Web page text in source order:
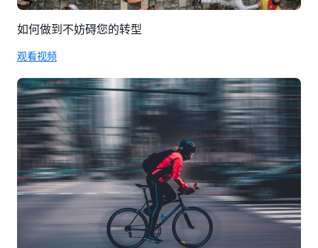
如何做到不妨碍您的转型
观看视频